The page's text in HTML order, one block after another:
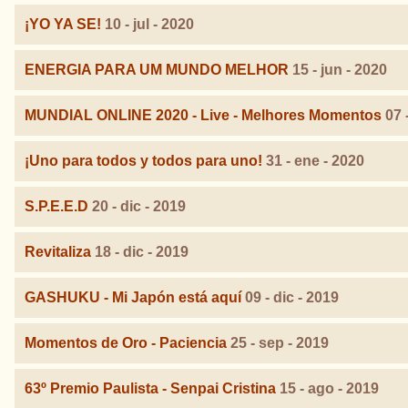
¡YO YA SE! 10 - jul - 2020
ENERGIA PARA UM MUNDO MELHOR 15 - jun - 2020
MUNDIAL ONLINE 2020 - Live - Melhores Momentos 07
¡Uno para todos y todos para uno! 31 - ene - 2020
S.P.E.E.D 20 - dic - 2019
Revitaliza 18 - dic - 2019
GASHUKU - Mi Japón está aquí 09 - dic - 2019
Momentos de Oro - Paciencia 25 - sep - 2019
63º Premio Paulista - Senpai Cristina 15 - ago - 2019